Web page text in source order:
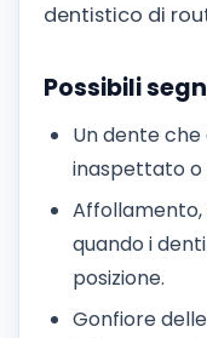
dentistico di
Possibili
Un dente
inaspettato o
quando i
posizione.
Gonfiore